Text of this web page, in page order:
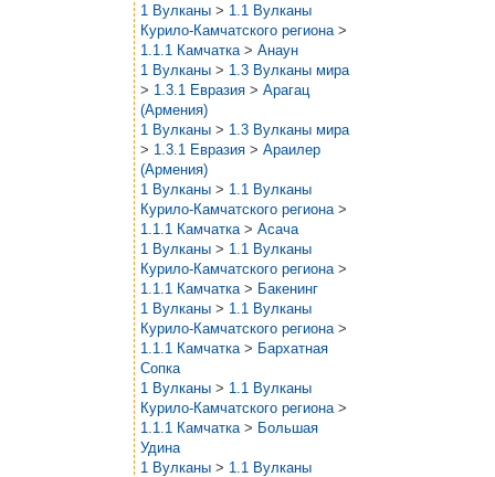
1 Вулканы > 1.1 Вулканы
Курило-Камчатского региона >
1.1.1 Камчатка > Анаун
1 Вулканы > 1.3 Вулканы мира
> 1.3.1 Евразия > Арагац
(Армения)
1 Вулканы > 1.3 Вулканы мира
> 1.3.1 Евразия > Араилер
(Армения)
1 Вулканы > 1.1 Вулканы
Курило-Камчатского региона >
1.1.1 Камчатка > Асача
1 Вулканы > 1.1 Вулканы
Курило-Камчатского региона >
1.1.1 Камчатка > Бакенинг
1 Вулканы > 1.1 Вулканы
Курило-Камчатского региона >
1.1.1 Камчатка > Бархатная
Сопка
1 Вулканы > 1.1 Вулканы
Курило-Камчатского региона >
1.1.1 Камчатка > Большая
Удина
1 Вулканы > 1.1 Вулканы